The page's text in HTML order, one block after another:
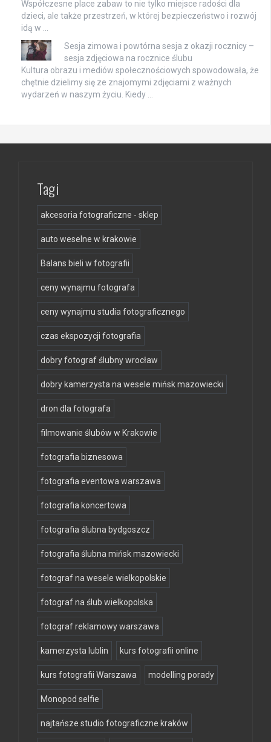
Współczesne place zabaw to nie tylko miejsce radości dla
dzieci, ale także przestrzeń, w której bezpieczeństwo i rozwój
idą w …
Sesja zimowa i powtórna sesja z okazji rocznicy –
sesja zdjęciowa na rocznice ślubu
Kultura obrazu i mediów społecznościowych spowodowała, że
chętnie dzielimy się ze znajomymi zdjęciami z ważnych
wydarzeń w naszym życiu. Kiedy …
Tagi
akcesoria fotograficzne - sklep
auto weselne w krakowie
Balans bieli w fotografii
ceny wynajmu fotografa
ceny wynajmu studia fotograficznego
czas ekspozycji fotografia
dobry fotograf ślubny wrocław
dobry kamerzysta na wesele mińsk mazowiecki
dron dla fotografa
filmowanie ślubów w Krakowie
fotografia biznesowa
fotografia eventowa warszawa
fotografia koncertowa
fotografia ślubna bydgoszcz
fotografia ślubna mińsk mazowiecki
fotograf na wesele wielkopolskie
fotograf na ślub wielkopolska
fotograf reklamowy warszawa
kamerzysta lublin kurs fotografii online
kurs fotografii Warszawa modelling porady
Monopod selfie
najtańsze studio fotograficzne kraków